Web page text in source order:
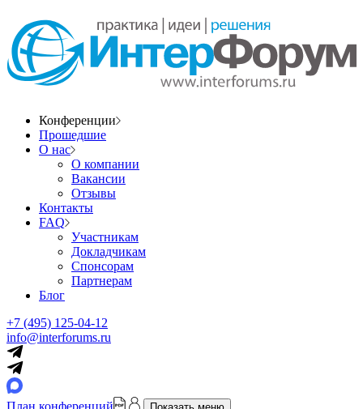
Конференции
Прошедшие
О нас
О компании
Вакансии
Отзывы
Контакты
FAQ
Участникам
Докладчикам
Спонсорам
Партнерам
Блог
+7 (495) 125-04-12
info@interforums.ru
План конференций